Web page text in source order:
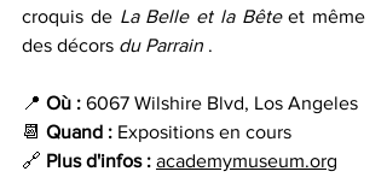
croquis de La Belle et la Bête et même
des décors du Parrain .
📍 Où : 6067 Wilshire Blvd, Los Angeles
📆 Quand : Expositions en cours
🔗 Plus d'infos : academymuseum.org